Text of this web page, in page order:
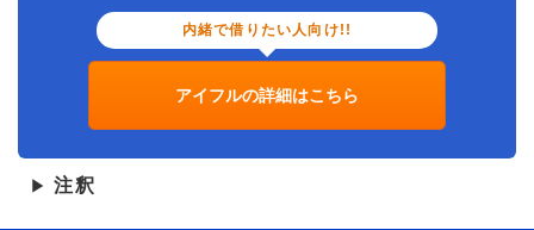
内緒で借りたい人向け!!
アイフルの詳細はこちら
▶ 注釈